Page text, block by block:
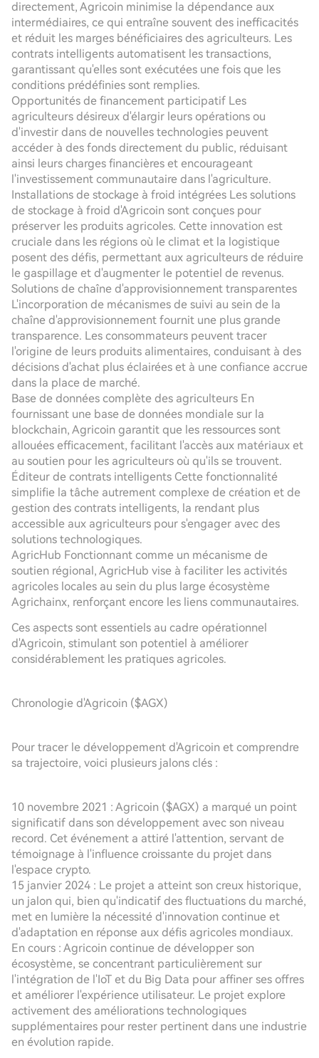
directement, Agricoin minimise la dépendance aux
intermédiaires, ce qui entraîne souvent des inefficacités
et réduit les marges bénéficiaires des agriculteurs. Les
contrats intelligents automatisent les transactions,
garantissant qu'elles sont exécutées une fois que les
conditions prédéfinies sont remplies.
Opportunités de financement participatif Les
agriculteurs désireux d'élargir leurs opérations ou
d'investir dans de nouvelles technologies peuvent
accéder à des fonds directement du public, réduisant
ainsi leurs charges financières et encourageant
l'investissement communautaire dans l'agriculture.
Installations de stockage à froid intégrées Les solutions
de stockage à froid d'Agricoin sont conçues pour
préserver les produits agricoles. Cette innovation est
cruciale dans les régions où le climat et la logistique
posent des défis, permettant aux agriculteurs de réduire
le gaspillage et d'augmenter le potentiel de revenus.
Solutions de chaîne d'approvisionnement transparentes
L'incorporation de mécanismes de suivi au sein de la
chaîne d'approvisionnement fournit une plus grande
transparence. Les consommateurs peuvent tracer
l'origine de leurs produits alimentaires, conduisant à des
décisions d'achat plus éclairées et à une confiance accrue
dans la place de marché.
Base de données complète des agriculteurs En
fournissant une base de données mondiale sur la
blockchain, Agricoin garantit que les ressources sont
allouées efficacement, facilitant l'accès aux matériaux et
au soutien pour les agriculteurs où qu'ils se trouvent.
Éditeur de contrats intelligents Cette fonctionnalité
simplifie la tâche autrement complexe de création et de
gestion des contrats intelligents, la rendant plus
accessible aux agriculteurs pour s'engager avec des
solutions technologiques.
AgricHub Fonctionnant comme un mécanisme de
soutien régional, AgricHub vise à faciliter les activités
agricoles locales au sein du plus large écosystème
Agrichainx, renforçant encore les liens communautaires.
Ces aspects sont essentiels au cadre opérationnel
d'Agricoin, stimulant son potentiel à améliorer
considérablement les pratiques agricoles.
Chronologie d'Agricoin ($AGX)
Pour tracer le développement d'Agricoin et comprendre
sa trajectoire, voici plusieurs jalons clés :
10 novembre 2021 : Agricoin ($AGX) a marqué un point
significatif dans son développement avec son niveau
record. Cet événement a attiré l'attention, servant de
témoignage à l'influence croissante du projet dans
l'espace crypto.
15 janvier 2024 : Le projet a atteint son creux historique,
un jalon qui, bien qu'indicatif des fluctuations du marché,
met en lumière la nécessité d'innovation continue et
d'adaptation en réponse aux défis agricoles mondiaux.
En cours : Agricoin continue de développer son
écosystème, se concentrant particulièrement sur
l'intégration de l'IoT et du Big Data pour affiner ses offres
et améliorer l'expérience utilisateur. Le projet explore
activement des améliorations technologiques
supplémentaires pour rester pertinent dans une industrie
en évolution rapide.